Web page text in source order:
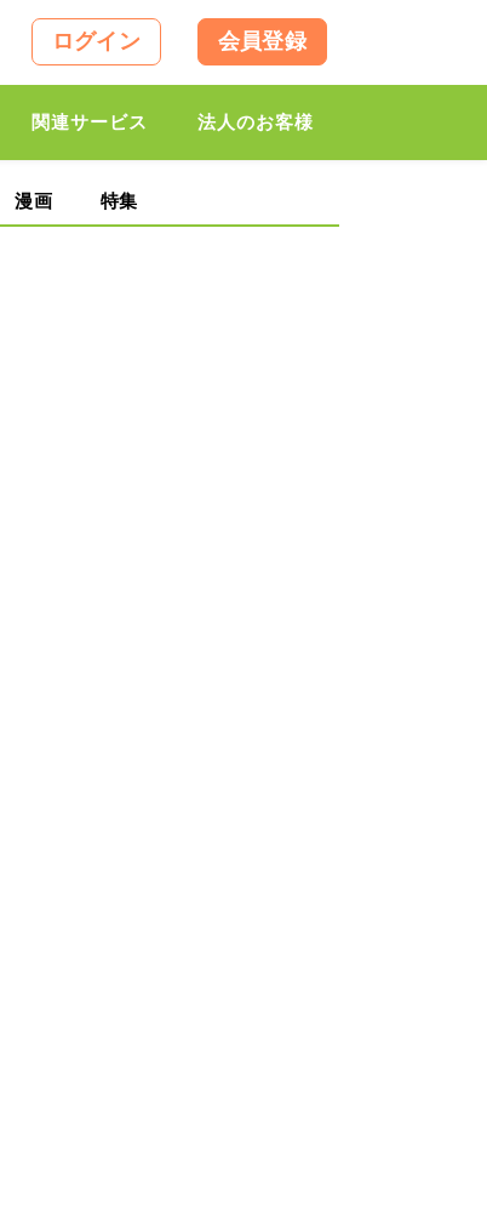
ログイン 会員登録
関連サービス 法人のお客様
漫画 特集